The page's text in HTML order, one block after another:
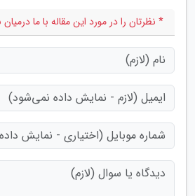
* نظرتان را در مورد این مقاله با ما درمیان